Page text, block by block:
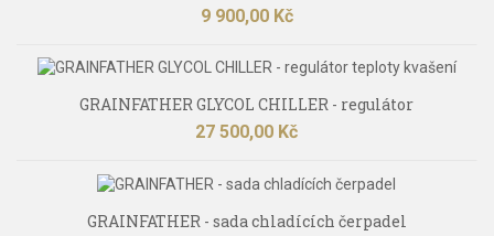
Cena
9 900,00 Kč
GRAINFATHER GLYCOL CHILLER - regulátor
Cena
27 500,00 Kč
GRAINFATHER - sada chladících čerpadel